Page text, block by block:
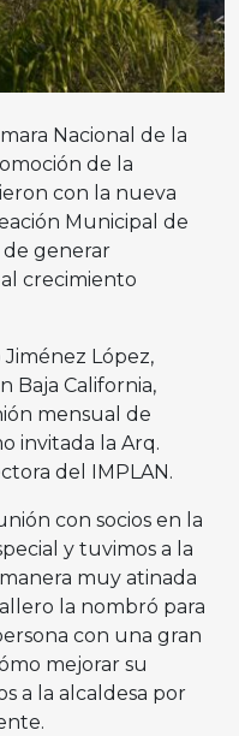
Nacional de la
de la
con la nueva
Municipal de
de generar
crecimiento
López,
Baja California,
mensual de
invitada la Arq.
del IMPLAN.
con socios en la
y tuvimos a la
muy atinada
la nombró para
con una gran
mejorar su
a la alcaldesa por